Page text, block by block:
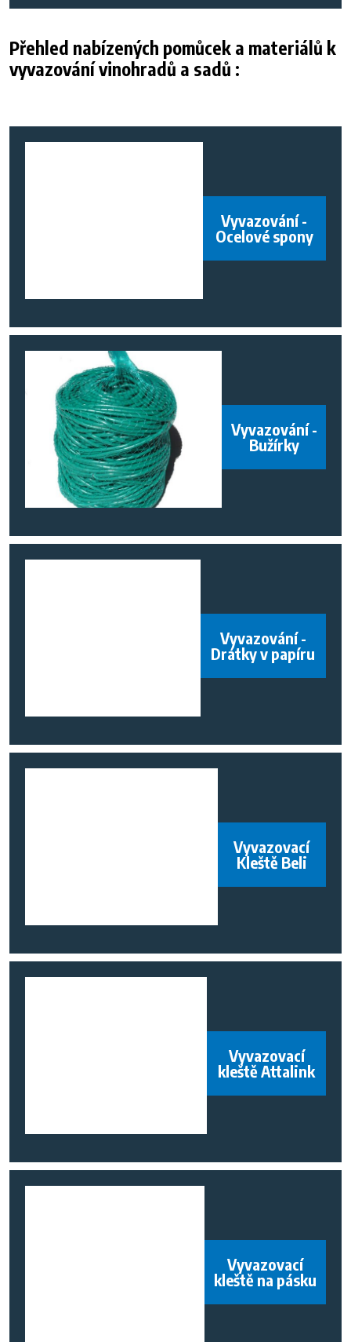
Přehled nabízených pomůcek a materiálů k
vyvazování vinohradů a sadů :
Vyvazování -
Ocelové spony
Vyvazování -
Bužírky
Vyvazování -
Drátky v papíru
Vyvazovací
Kleště Beli
Vyvazovací
kleště Attalink
Vyvazovací
kleště na pásku